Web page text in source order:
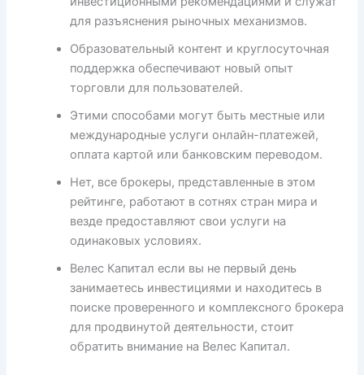
для разъяснения рыночных механизмов.
Образовательный контент и круглосуточная
поддержка обеспечивают новый опыт
торговли для пользователей.
Этими способами могут быть местные или
международные услуги онлайн-платежей,
оплата картой или банковским переводом.
Нет, все брокеры, представленные в этом
рейтинге, работают в сотнях стран мира и
везде предоставляют свои услуги на
одинаковых условиях.
Велес Капитал если вы не первый день
занимаетесь инвестициями и находитесь в
поиске проверенного и комплексного брокера
для продвинутой деятельности, стоит
обратить внимание на Велес Капитал.